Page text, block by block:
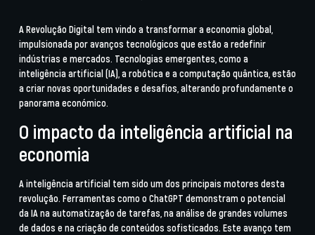
A Revolução Digital tem vindo a transformar a economia global,
impulsionada por avanços tecnológicos que estão a redefinir
indústrias e mercados. Tecnologias emergentes, como a
inteligência artificial (IA), a robótica e a computação quântica, estão
a criar novas oportunidades e desafios, alterando profundamente o
panorama económico.
O impacto da inteligência artificial na
economia
A inteligência artificial tem sido um dos principais motores desta
revolução. Ferramentas como o ChatGPT demonstram o potencial
da IA na automatização de tarefas, na análise de grandes volumes
de dados e na criação de conteúdos sofisticados. Este avanço tem